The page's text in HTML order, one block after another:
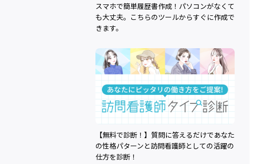
スマホで簡単履歴書作成！パソコンがなくて
も大丈夫。こちらのツールからすぐに作成で
きます。
【無料で診断！】質問に答えるだけであなた
の性格パターンと訪問看護師としての活躍の
仕方を診断！